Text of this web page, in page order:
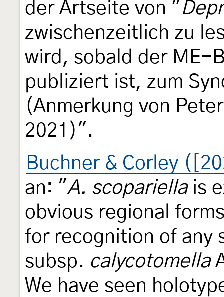
der Artseite von "
zwischenzeitlich zu
wird, sobald der ME-
publiziert ist, zum
(Anmerkung von
2021)".
Buchner & Corley
an: "A. scopariellais
obvious regional
for recognition of any
subsp. calycotomella
We have seen